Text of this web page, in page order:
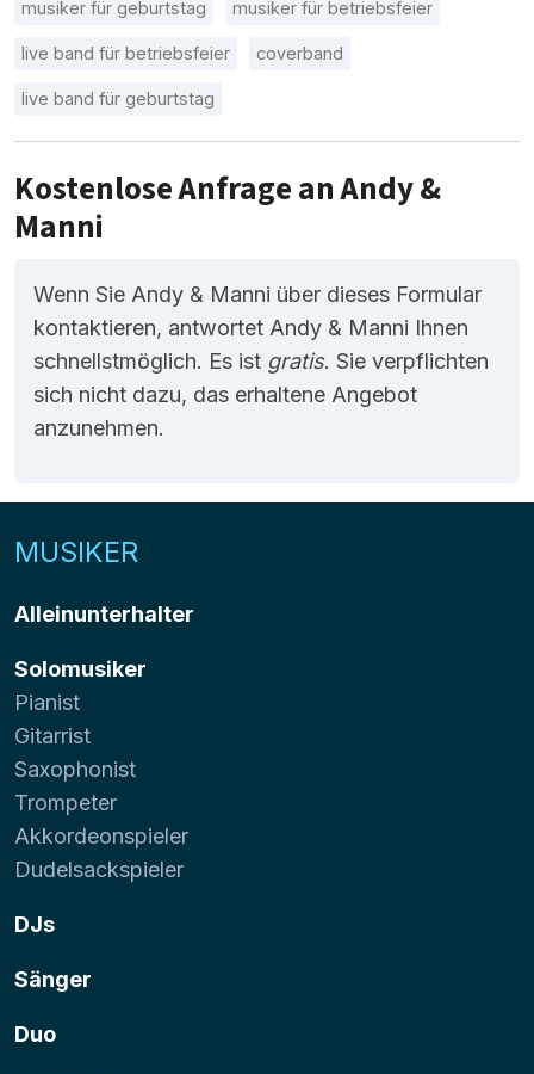
musiker für geburtstag musiker für betriebsfeier
live band für betriebsfeier coverband
live band für geburtstag
Kostenlose Anfrage an Andy &
Manni
Wenn Sie Andy & Manni über dieses Formular
kontaktieren, antwortet Andy & Manni Ihnen
schnellstmöglich. Es ist gratis. Sie verpflichten
sich nicht dazu, das erhaltene Angebot
anzunehmen.
MUSIKER
Alleinunterhalter
Solomusiker
Pianist
Gitarrist
Saxophonist
Trompeter
Akkordeonspieler
Dudelsackspieler
DJs
Sänger
Duo